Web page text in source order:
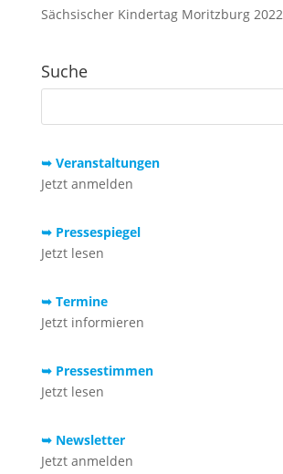
Sächsischer Kindertag Moritzburg 2022
Suche
➥ Veranstaltungen
Jetzt anmelden
➥ Pressespiegel
Jetzt lesen
➥ Termine
Jetzt informieren
➥ Pressestimmen
Jetzt lesen
➥ Newsletter
Jetzt anmelden